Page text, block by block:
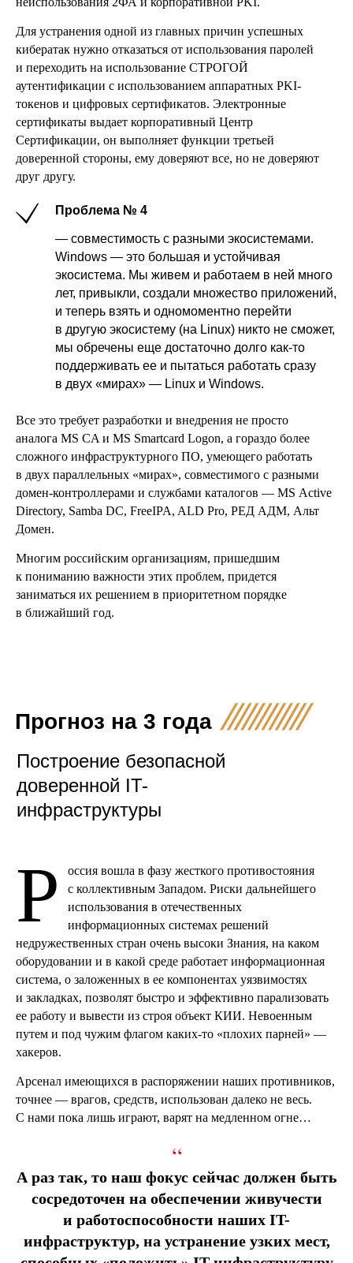
Для устранения одной из главных причин успешных
кибератак нужно отказаться от использования паролей
и переходить на использование СТРОГОЙ
аутентификации с использованием аппаратных PKI-
токенов и цифровых сертификатов. Электронные
сертификаты выдает корпоративный Центр
Сертификации, он выполняет функции третьей
доверенной стороны, ему доверяют все, но не доверяют
друг другу.
Проблема № 4
— совместимость с разными экосистемами.
Windows — это большая и устойчивая
экосистема. Мы живем и работаем в ней много
лет, привыкли, создали множество приложений,
и теперь взять и одномоментно перейти
в другую экосистему (на Linux) никто не сможет,
мы обречены еще достаточно долго как-то
поддерживать ее и пытаться работать сразу
в двух «мирах» — Linux и Windows.
Все это требует разработки и внедрения не просто
аналога MS CA и MS Smartcard Logon, а гораздо более
сложного инфраструктурного ПО, умеющего работать
в двух параллельных «мирах», совместимого с разными
домен-контроллерами и службами каталогов — MS Active
Directory, Samba DC, FreeIPA, ALD Pro, РЕД АДМ, Альт
Домен.
Многим российским организациям, пришедшим
к пониманию важности этих проблем, придется
заниматься их решением в приоритетном порядке
в ближайший год.
Прогноз на 3 года
Построение безопасной
доверенной IT-
инфраструктуры
Р
оссия вошла в фазу жесткого противостояния
с коллективным Западом. Риски дальнейшего
использования в отечественных
информационных системах решений
недружественных стран очень высоки Знания, на каком
оборудовании и в какой среде работает информационная
система, о заложенных в ее компонентах уязвимостях
и закладках, позволят быст­ро и эффективно парализовать
ее работу и вывести из строя объект КИИ. Невоенным
путем и под чужим флагом каких-то «плохих парней» —
хакеров.
Арсенал имеющихся в распоряжении наших противников,
точнее — врагов, средств, использован далеко не весь.
С нами пока лишь играют, варят на медленном огне…
“
А раз так, то наш фокус сейчас должен быть
сосредоточен на обеспечении живучести
и работоспособности наших IT-
инфраструктур, на устранение узких мест,